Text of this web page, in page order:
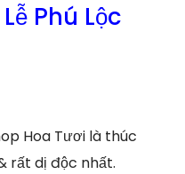
Phú Lộc
Hoa Tươi là thúc
rất dị độc nhất.